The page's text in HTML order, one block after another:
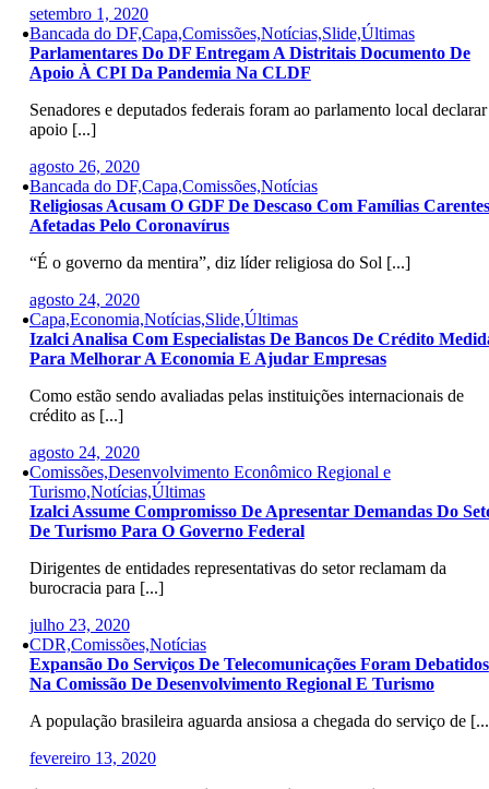
setembro 1, 2020
Bancada do DF,Capa,Comissões,Notícias,Slide,Últimas
Parlamentares Do DF Entregam A Distritais Documento De
Apoio À CPI Da Pandemia Na CLDF
Senadores e deputados federais foram ao parlamento local declarar
apoio [...]
agosto 26, 2020
Bancada do DF,Capa,Comissões,Notícias
Religiosas Acusam O GDF De Descaso Com Famílias Carentes
Afetadas Pelo Coronavírus
“É o governo da mentira”, diz líder religiosa do Sol [...]
agosto 24, 2020
Capa,Economia,Notícias,Slide,Últimas
Izalci Analisa Com Especialistas De Bancos De Crédito
Para Melhorar A Economia E Ajudar Empresas
Como estão sendo avaliadas pelas instituições internacionais de
crédito as [...]
agosto 24, 2020
Comissões,Desenvolvimento Econômico Regional e
Turismo,Notícias,Últimas
Izalci Assume Compromisso De Apresentar Demandas Do
De Turismo Para O Governo Federal
Dirigentes de entidades representativas do setor reclamam da
burocracia para [...]
julho 23, 2020
CDR,Comissões,Notícias
Expansão Do Serviços De Telecomunicações Foram Debatidos
Na Comissão De Desenvolvimento Regional E Turismo
A população brasileira aguarda ansiosa a chegada do serviço de
fevereiro 13, 2020